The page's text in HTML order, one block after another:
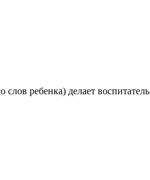
ребенка) делает воспитатель